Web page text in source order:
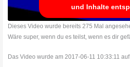
und Inhalte
Dieses Video wurde bereits 275 Mal
Wäre super, wenn du es teilst, wenn es dir
Das Video wurde am 2017-06-11 10:33:11